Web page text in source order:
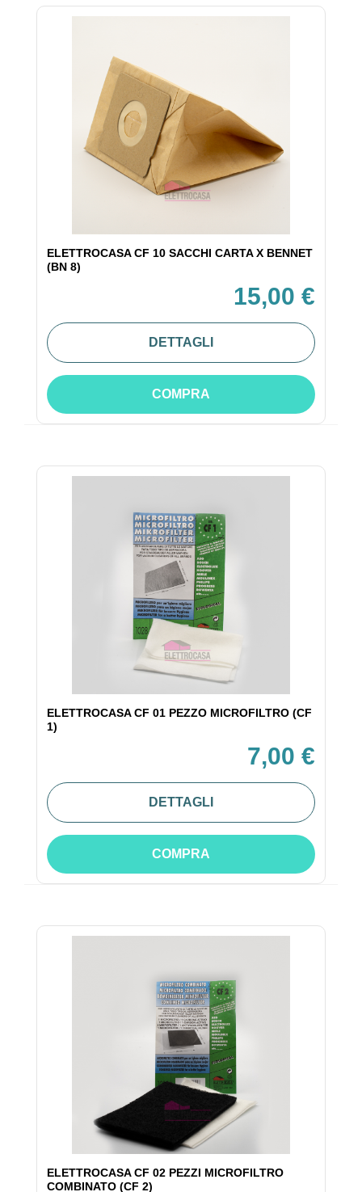
ELETTROCASA CF 10 SACCHI CARTA X BENNET
(BN 8)
15,00 €
DETTAGLI
COMPRA
ELETTROCASA CF 01 PEZZO MICROFILTRO (CF
1)
7,00 €
DETTAGLI
COMPRA
ELETTROCASA CF 02 PEZZI MICROFILTRO
COMBINATO (CF 2)